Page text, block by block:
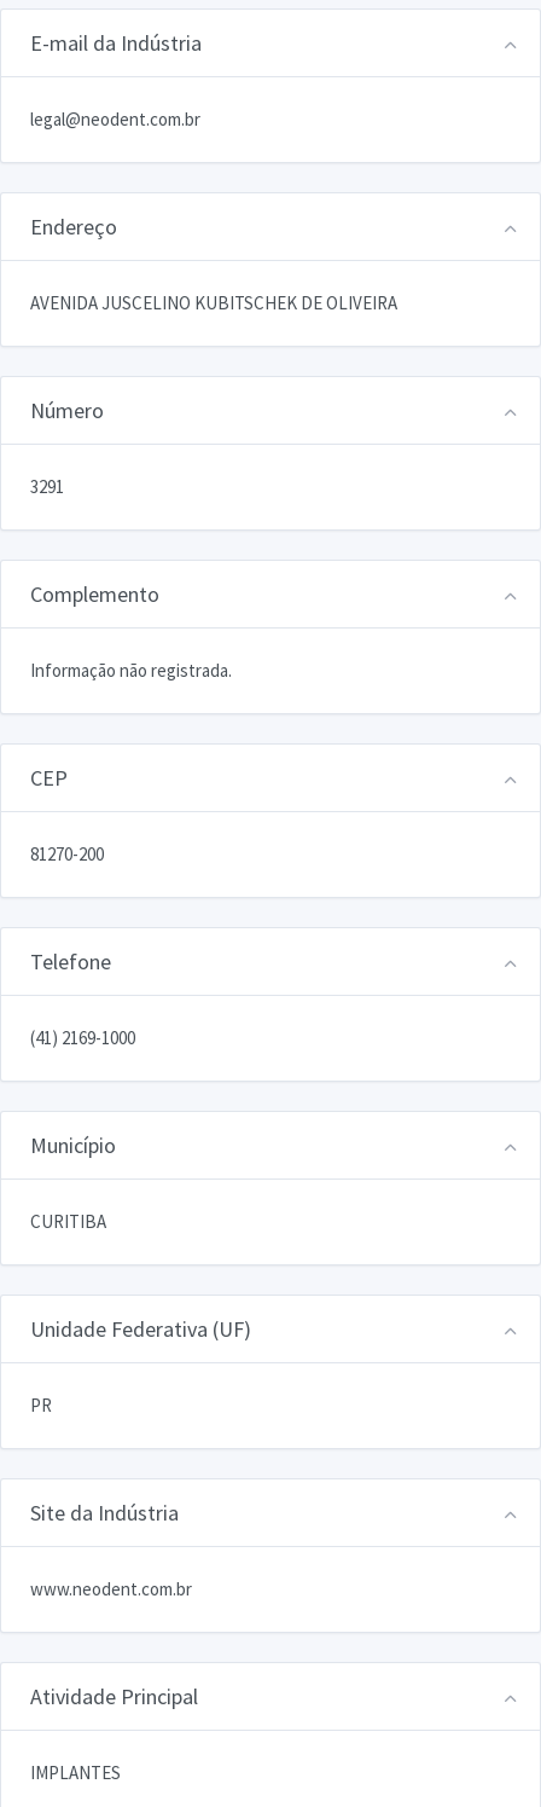
E-mail da Indústria
legal@neodent.com.br
Endereço
AVENIDA JUSCELINO KUBITSCHEK DE OLIVEIRA
Número
3291
Complemento
Informação não registrada.
CEP
81270-200
Telefone
(41) 2169-1000
Município
CURITIBA
Unidade Federativa (UF)
PR
Site da Indústria
www.neodent.com.br
Atividade Principal
IMPLANTES